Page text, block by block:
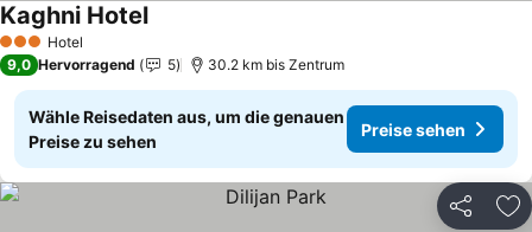
3 SterneHotel
Kaghni HotelPreise sehen
9,0 Hervorragend 5 30.2 km bis Zentrum
Wähle Reisedaten aus, um die genauen
Preise zu sehen
Preise sehen
Teilen